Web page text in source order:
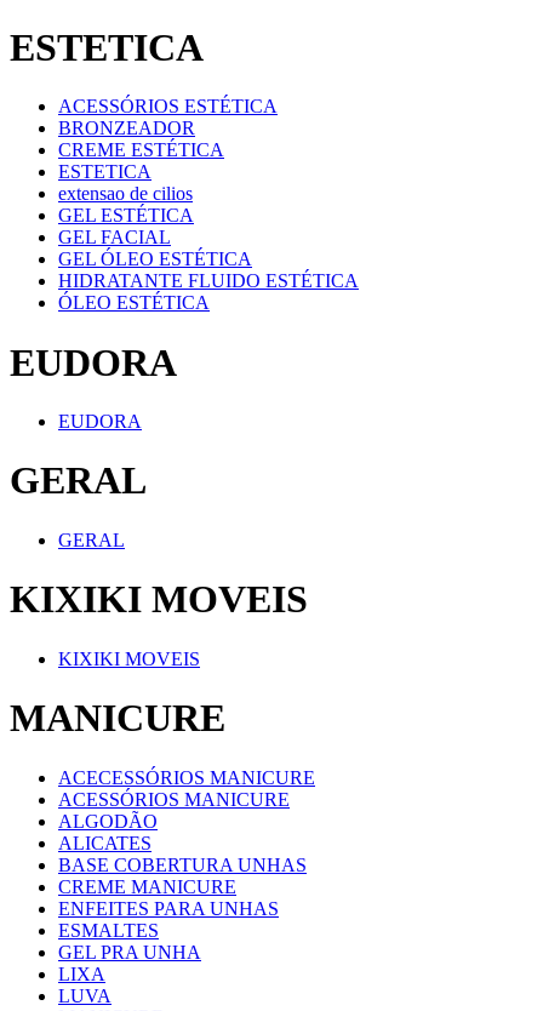
ESTETICA
ACESSÓRIOS ESTÉTICA
BRONZEADOR
CREME ESTÉTICA
ESTETICA
extensao de cilios
GEL ESTÉTICA
GEL FACIAL
GEL ÓLEO ESTÉTICA
HIDRATANTE FLUIDO ESTÉTICA
ÓLEO ESTÉTICA
EUDORA
EUDORA
GERAL
GERAL
KIXIKI MOVEIS
KIXIKI MOVEIS
MANICURE
ACECESSÓRIOS MANICURE
ACESSÓRIOS MANICURE
ALGODÃO
ALICATES
BASE COBERTURA UNHAS
CREME MANICURE
ENFEITES PARA UNHAS
ESMALTES
GEL PRA UNHA
LIXA
LUVA